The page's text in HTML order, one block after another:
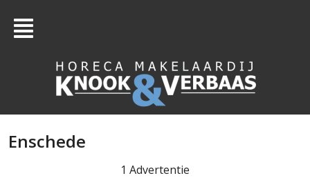
Enschede
1 Advertentie